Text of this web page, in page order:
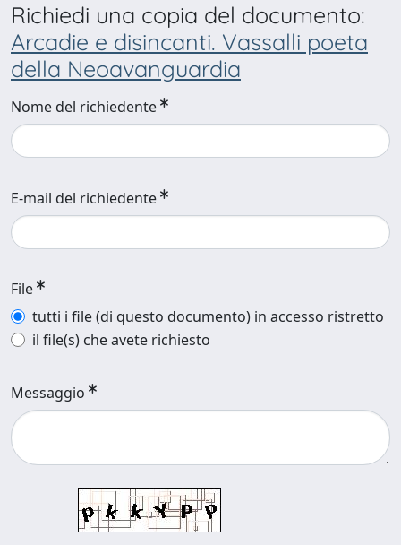
Richiedi una copia del documento:
Arcadie e disincanti. Vassalli poeta
della Neoavanguardia
Nome del richiedente
E-mail del richiedente
File
tutti i file (di questo documento) in accesso ristretto
il file(s) che avete richiesto
Messaggio